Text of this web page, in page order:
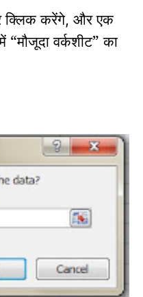
क्लिक करेंगे, और एक
“मौजूदा वर्कशीट” का